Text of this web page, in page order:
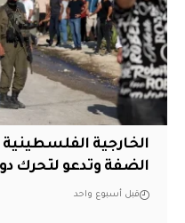
الخارجية
الضفة وتدعو لتحرك
قبل أسبوع واحد